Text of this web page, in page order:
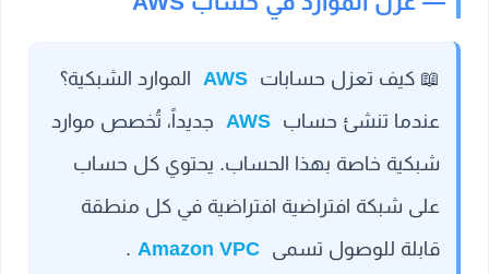
📖 كيف تعزل حسابات AWS الموارد الشبكية؟
عندما تنشئ حساب AWS جديداً، تُخصص موارد
شبكية خاصة بهذا الحساب. يحتوي كل حساب
على شبكة افتراضية افتراضية في كل منطقة
قابلة للوصول تسمى Amazon VPC
.